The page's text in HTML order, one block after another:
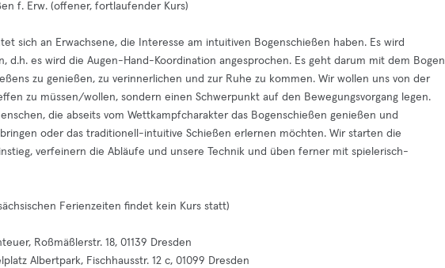
f. Erw. (offener, fortlaufender Kurs)
sich an Erwachsene, die Interesse am intuitiven Bogenschießen haben. Es wird
d.h. es wird die Augen-Hand-Koordination angesprochen. Es geht darum mit dem Bogen
zu genießen, zu verinnerlichen und zur Ruhe zu kommen. Wir wollen uns von der
zu müssen/wollen, sondern einen Schwerpunkt auf den Bewegungsvorgang legen.
die abseits vom Wettkampfcharakter das Bogenschießen genießen und
oder das traditionell-intuitive Schießen erlernen möchten. Wir starten die
verfeinern die Abläufe und unsere Technik und üben ferner mit spielerisch-
Ferienzeiten findet kein Kurs statt)
Roßmäßlerstr. 18, 01139 Dresden
Albertpark, Fischhausstr. 12 c, 01099 Dresden